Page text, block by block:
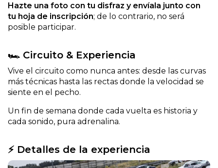
Hazte una foto con tu disfraz y envíala junto con
tu hoja de inscripción; de lo contrario, no será
posible participar.
🏎️ Circuito & Experiencia
Vive el circuito como nunca antes: desde las curvas
más técnicas hasta las rectas donde la velocidad se
siente en el pecho.
Un fin de semana donde cada vuelta es historia y
cada sonido, pura adrenalina.
⚡ Detalles de la experiencia